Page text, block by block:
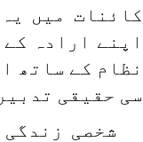
کائنات میں
اپنے ارادہ
نظام کے ساتھ
سی حقیقی
شخصی